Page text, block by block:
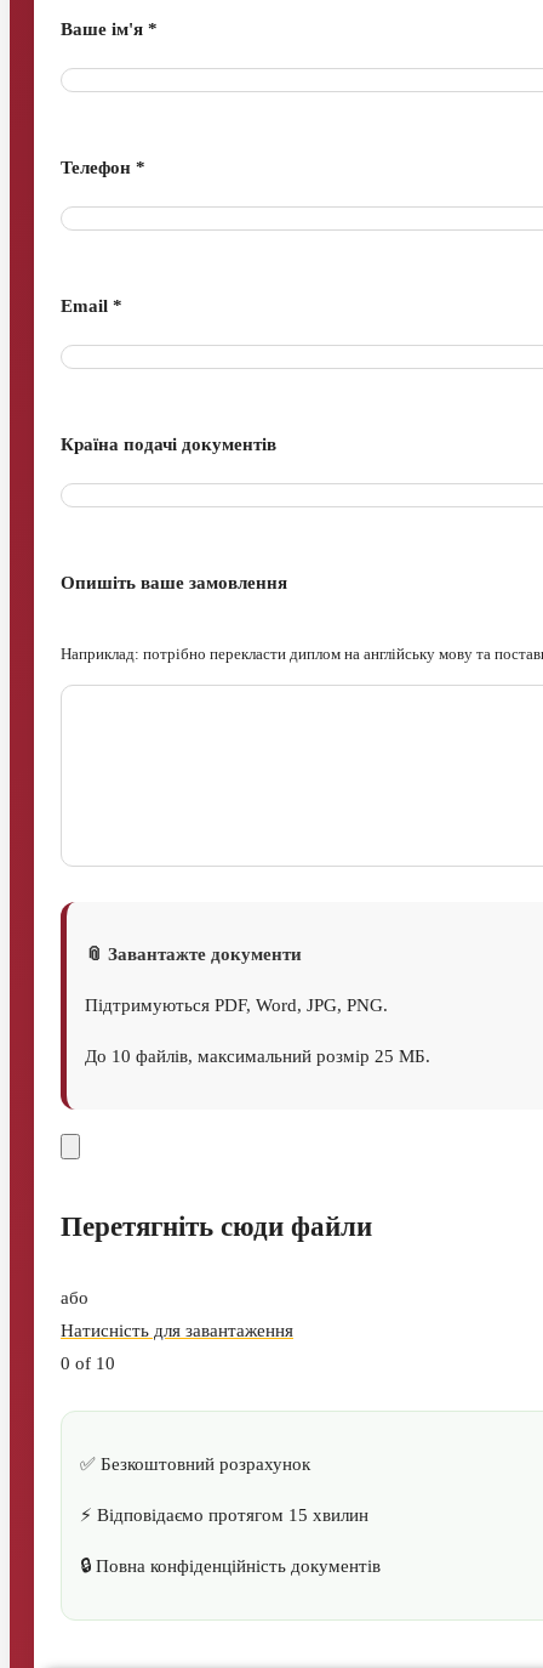
Ваше ім'я *
Телефон *
Email *
Країна подачі документів
Опишіть ваше замовлення
Наприклад: потрібно перекласти диплом на англійську мову та
📎 Завантажте документи
Підтримуються PDF, Word, JPG, PNG.
До 10 файлів, максимальний розмір 25 МБ.
Перетягніть сюди файли
або
Натисність для завантаження
0 of 10
✅ Безкоштовний розрахунок
⚡ Відповідаємо протягом 15 хвилин
🔒 Повна конфіденційність документів